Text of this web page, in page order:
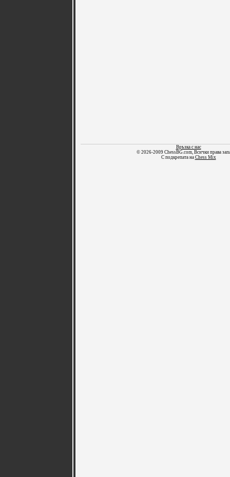
Връзка с нас
© 2026-2009 ChessBG.com, Всички права
С подкрепата на Chess Mix